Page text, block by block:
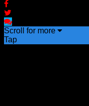
Scroll for more
Tap